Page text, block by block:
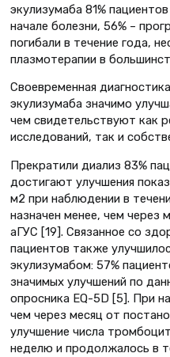
экулизумаба 81%
начале болезни, 56% –
погибали в течение года,
плазмотерапии в
Своевременная
экулизумаба значимо
чем свидетельствуют как
исследований, так и
Прекратили диализ 83%
достигают улучшения
м2 при наблюдении в
назначен менее, чем через
аГУС [19]. Связанное со
пациентов также
экулизумабом: 57%
значимых улучшений по
опросника EQ-5D [5]. При
чем через месяц от
улучшение числа
неделю и продолжалось в